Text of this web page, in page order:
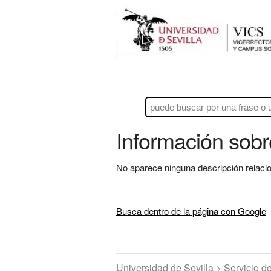
Información
No aparece ninguna descripción
Busca dentro de la página con Google
Universidad de Sevilla > Servicio